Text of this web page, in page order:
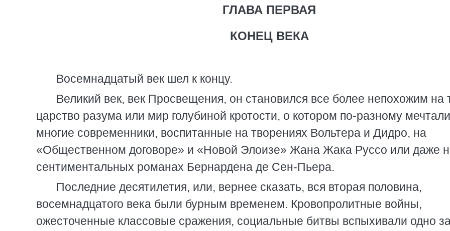
ГЛАВА ПЕРВАЯ
КОНЕЦ ВЕКА
Восемнадцатый век шел к концу.
Великий век, век Просвещения, он становился все более непохожим на
царство разума или мир голубиной кротости, о котором по-разному мечтали
многие современники, воспитанные на творениях Вольтера и Дидро, на
«Общественном договоре» и «Новой Элоизе» Жана Жака Руссо или даже
сентиментальных романах Бернардена де Сен-Пьера.
Последние десятилетия, или, вернее сказать, вся вторая половина,
восемнадцатого века были бурным временем. Кровопролитные войны,
ожесточенные классовые сражения, социальные битвы вспыхивали одно